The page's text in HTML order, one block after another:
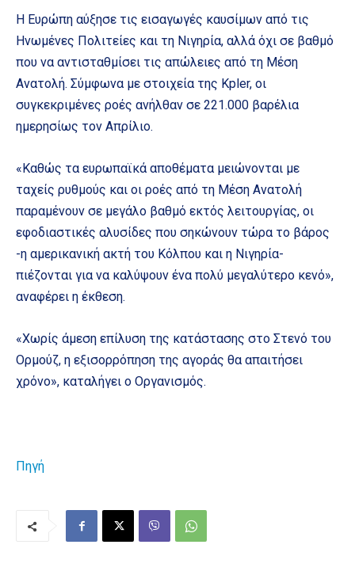
Η Ευρώπη αύξησε τις εισαγωγές καυσίμων από τις
Ηνωμένες Πολιτείες και τη Νιγηρία, αλλά όχι σε βαθμό
που να αντισταθμίσει τις απώλειες από τη Μέση
Ανατολή. Σύμφωνα με στοιχεία της Kpler, οι
συγκεκριμένες ροές ανήλθαν σε 221.000 βαρέλια
ημερησίως τον Απρίλιο.
«Καθώς τα ευρωπαϊκά αποθέματα μειώνονται με
ταχείς ρυθμούς και οι ροές από τη Μέση Ανατολή
παραμένουν σε μεγάλο βαθμό εκτός λειτουργίας, οι
εφοδιαστικές αλυσίδες που σηκώνουν τώρα το βάρος
-η αμερικανική ακτή του Κόλπου και η Νιγηρία-
πιέζονται για να καλύψουν ένα πολύ μεγαλύτερο κενό»,
αναφέρει η έκθεση.
«Χωρίς άμεση επίλυση της κατάστασης στο Στενό του
Ορμούζ, η εξισορρόπηση της αγοράς θα απαιτήσει
χρόνο», καταλήγει ο Οργανισμός.
Πηγή